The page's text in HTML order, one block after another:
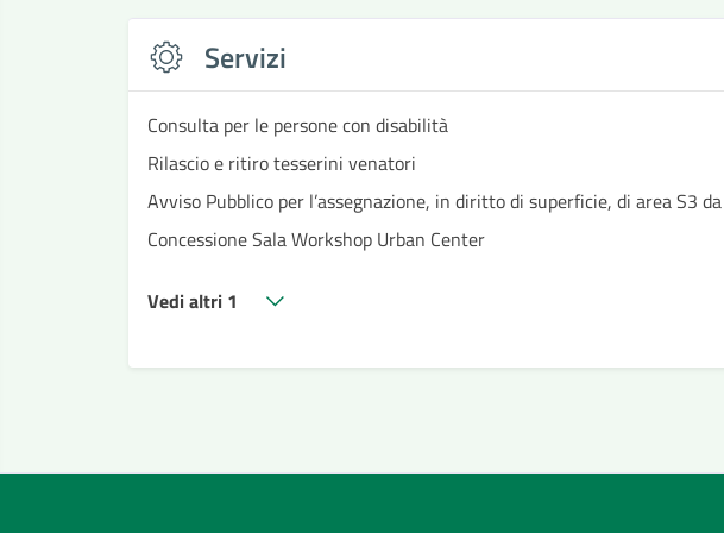
Servizi
Consulta per le persone con disabilità
Rilascio e ritiro tesserini venatori
Avviso Pubblico per l’assegnazione, in diritto di superficie, di area S3
Concessione Sala Workshop Urban Center
Vedi altri 1